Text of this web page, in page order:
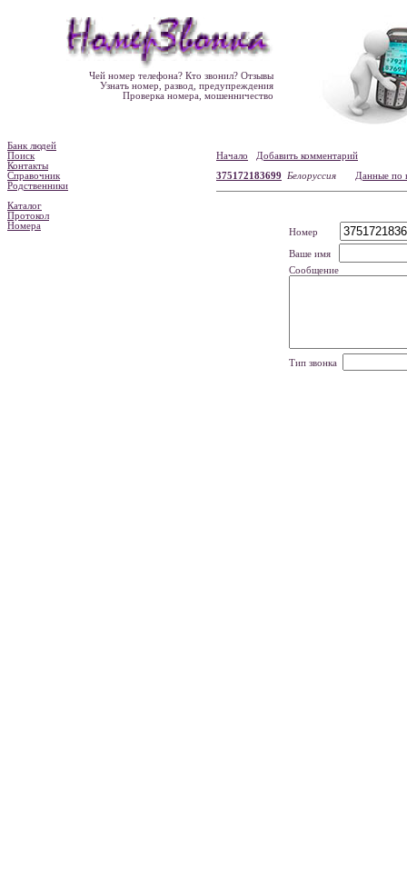
Чей номер телефона? Кто звонил? Отзывы
Узнать номер, развод, предупреждения
Проверка номера, мошенничество
Банк людей
Поиск
Контакты
Справочник
Родственники
Каталог
Протокол
Номера
Начало
Добавить комментарий
375172183699
Белоруссия Данные по
Номер
Ваше имя
Сообщение
Тип звонка